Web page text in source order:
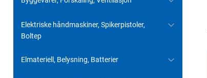
Elektriske håndmaskiner, Spikerpistoler,
Boltep
Elmateriell, Belysning, Batterier